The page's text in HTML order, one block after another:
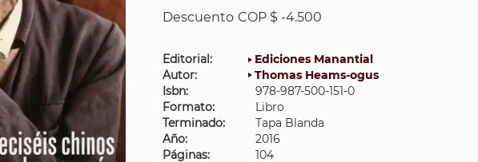
Descuento COP $ -4.500
Editorial:
Ediciones Manantial
Autor:
Thomas Heams-ogus
Isbn:
978-987-500-151-0
Formato:
Libro
Terminado:
Tapa Blanda
Año:
2016
Páginas:
104